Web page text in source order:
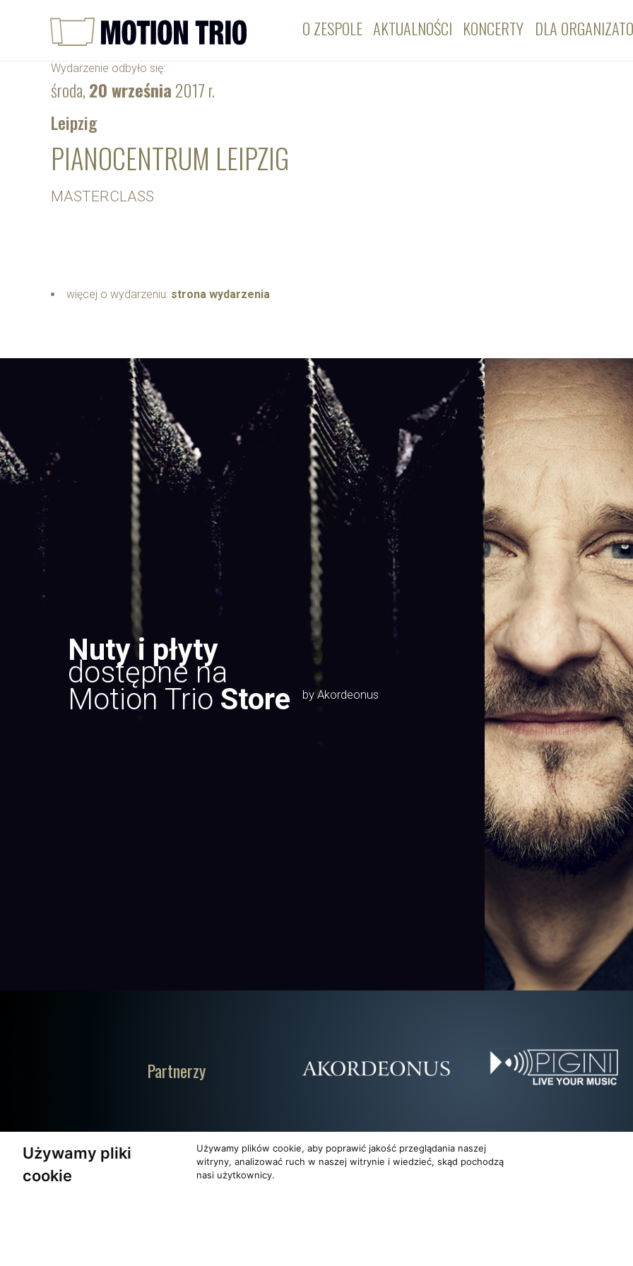
Używamy pliki
cookie
Używamy plików cookie, aby poprawić jakość przeglądania naszej
witryny, analizować ruch w naszej witrynie i wiedzieć, skąd pochodzą
nasi użytkownicy.
O ZESPOLE AKTUALNOŚCI KONCERTY DLA
Wydarzenie odbyło się:
środa,20 września2017 r.
Leipzig
PIANOCENTRUM LEIPZIG
MASTERCLASS
więcej o wydarzeniu: strona wydarzenia
Nuty i płyty
dostępne na
Motion Trio Store by Akordeonus
Partnerzy